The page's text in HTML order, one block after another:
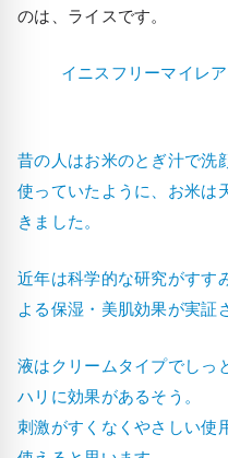
のは、ライスです。
イニスフリーマイレ
昔の人はお米のとぎ汁で洗
使っていたように、お米は
きました。
近年は科学的な研究がすす
よる保湿・美肌効果が実証
液はクリームタイプでしっ
ハリに効果があるそう。
刺激がすくなくやさしい使